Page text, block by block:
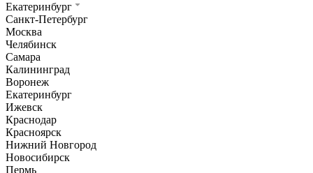
Екатеринбург
Санкт-Петербург
Москва
Челябинск
Самара
Калининград
Воронеж
Екатеринбург
Ижевск
Краснодар
Красноярск
Нижний Новгород
Новосибирск
Пермь